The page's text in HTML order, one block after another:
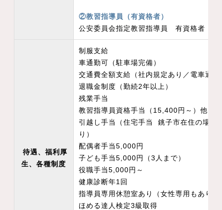
②教習指導員（有資格者）
公安委員会指定教習指導員 有資格者
待遇、福利厚
生、各種制度
制服支給
車通勤可（駐車場完備）
交通費全額支給（社内規定あり／電車通
退職金制度（勤続2年以上）
残業手当
教習指導員資格手当（15,400円～）他
引越し手当（住宅手当 銚子市在住の場
り）
配偶者手当5,000円
子ども手当5,000円（3人まで）
役職手当5,000円～
健康診断年1回
指導員専用休憩室あり（女性専用もあり）
ほめる達人検定3級取得